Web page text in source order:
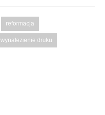
reformacja
wynalezienie druku